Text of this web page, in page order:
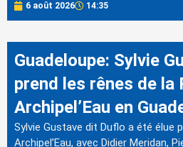
6 août 2026 14:35
Guadeloupe: Sylvie
prend les rênes de la
Archipel’Eau en
Sylvie Gustave dit Duflo a été élue
Archipel’Eau, avec Didier Meridan,